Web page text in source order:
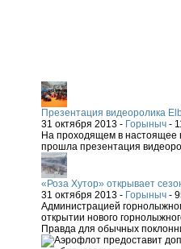
Презентация видеоролика
31 октября 2013 - Горыныч -
На проходящем в настоящее
прошла презентация
«Роза Хутор» открывает
31 октября 2013 - Горыныч -
Администрацией
открытии нового
Правда для обычных